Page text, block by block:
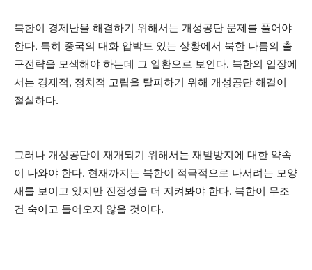
북한이 경제난을 해결하기 위해서는 개성공단 문제를 풀어야
한다. 특히 중국의 대화 압박도 있는 상황에서 북한 나름의 출
구전략을 모색해야 하는데 그 일환으로 보인다. 북한의 입장에
서는 경제적, 정치적 고립을 탈피하기 위해 개성공단 해결이
절실하다.
그러나 개성공단이 재개되기 위해서는 재발방지에 대한 약속
이 나와야 한다. 현재까지는 북한이 적극적으로 나서려는 모양
새를 보이고 있지만 진정성을 더 지켜봐야 한다. 북한이 무조
건 숙이고 들어오지 않을 것이다.